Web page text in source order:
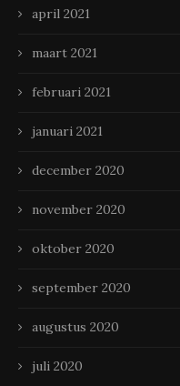
april 2021
maart 2021
februari 2021
januari 2021
december 2020
november 2020
oktober 2020
september 2020
augustus 2020
juli 2020